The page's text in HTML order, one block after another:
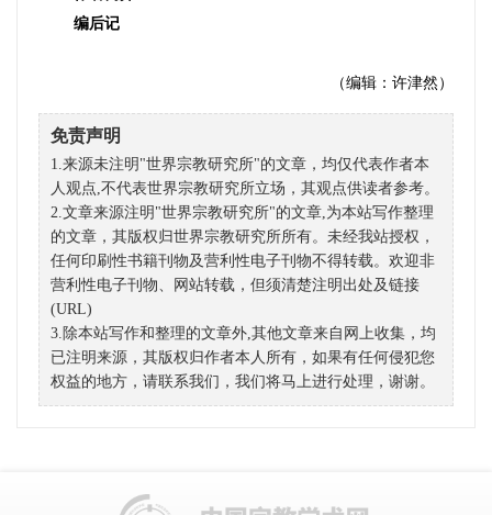
编后记
（编辑：许津然）
免责声明
1.来源未注明"世界宗教研究所"的文章，均仅代表作者本
人观点,不代表世界宗教研究所立场，其观点供读者参考。
2.文章来源注明"世界宗教研究所"的文章,为本站写作整理
的文章，其版权归世界宗教研究所所有。未经我站授权，
任何印刷性书籍刊物及营利性电子刊物不得转载。欢迎非
营利性电子刊物、网站转载，但须清楚注明出处及链接
(URL)
3.除本站写作和整理的文章外,其他文章来自网上收集，均
已注明来源，其版权归作者本人所有，如果有任何侵犯您
权益的地方，请联系我们，我们将马上进行处理，谢谢。